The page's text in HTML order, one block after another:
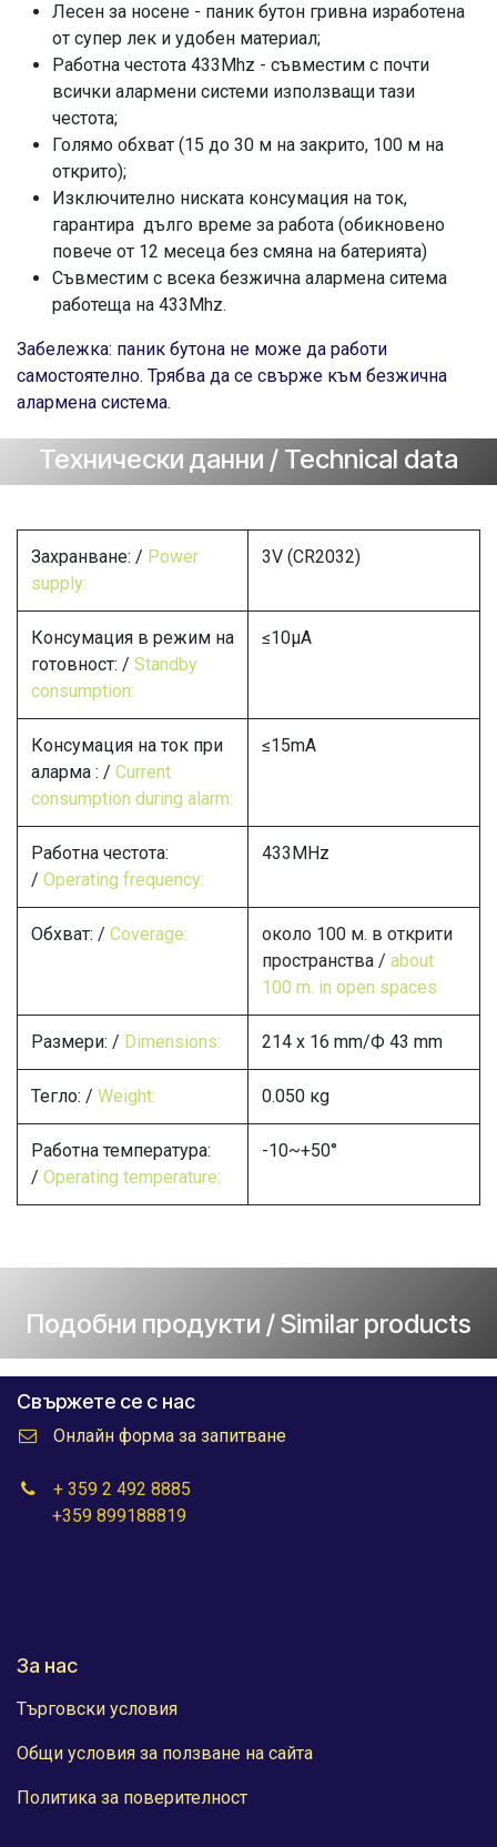
Лесен за носене - паник бутон гривна изработена
от супер лек и удобен материал;
Работна честота 433Мhz - съвместим с почти
всички алармени системи използващи тази
честота;
Голямо обхват (15 до 30 м на закрито, 100 м на
открито);
Изключително ниската консумация на ток,
гарантира дълго време за работа (обикновено
повече от 12 месеца без смяна на батерията)
Съвместим с всека безжична алармена ситема
работеща на 433Mhz.
Забележка: паник бутона не може да работи
самостоятелно. Трябва да се свърже към безжична
алармена система.
Технически данни / Technical data
Захранване: / Power
supply:
3V (CR2032)
Консумация в режим на
готовност: / Standby
consumption:
≤10µА
Консумация на ток при
аларма : / Current
consumption during alarm:
≤15mА
Работна честота:
/ Operating frequency:
433MHz
Обхват: / Coverage:
около 100 м. в открити
пространства / about
100 m. in open spaces
Размери: / Dimensions: 214 x 16 mm/Ф 43 mm
Тегло: / Weight: 0.050 кg
Работна температура:
/ Operating temperature:
-10~+50°
Подобни продукти / Similar products
Свържете се с нас
Онлайн форма за запитване
+ 359 2 492 8885
+359 899188819
За нас
Търговски условия
Общи условия за ползване на сайта
Политика за поверителност